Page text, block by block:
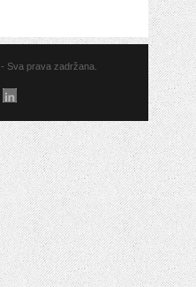
- Sva prava zadržana.